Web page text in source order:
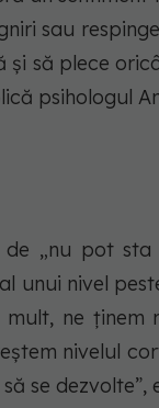
sau
și să plece
psihologul
de „nu pot
unui nivel
ne
nivelul
se dezvolte”,